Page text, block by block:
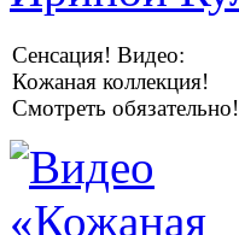
Сенсация! Видео:
Кожаная коллекция!
Смотреть обязательно!